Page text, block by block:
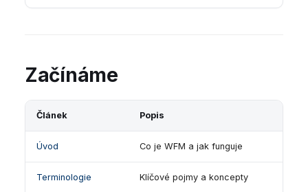
Začínáme
Článek Popis
Úvod Co je WFM a jak funguje
Terminologie Klíčové pojmy a koncepty